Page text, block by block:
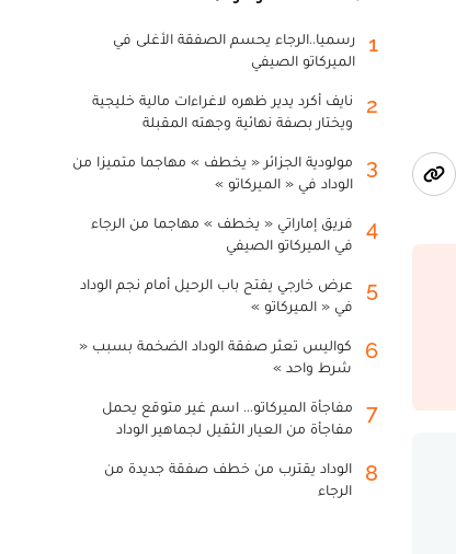
1
رسميا..الرجاء يحسم الصفقة الأغلى في
الميركاتو الصيفي
2
نايف أكرد يدير ظهره لاغراءات مالية خليجية
ويختار بصفة نهائية وجهته المقبلة
3
مولودية الجزائر « يخطف » مهاجما متميزا من
الوداد في « الميركاتو »
4
فريق إماراتي « يخطف » مهاجما من الرجاء
في الميركاتو الصيفي
5
عرض خارجي يفتح باب الرحيل أمام نجم الوداد
في « الميركاتو »
6
كواليس تعثر صفقة الوداد الضخمة بسبب «
شرط واحد »
7
مفاجأة الميركاتو... اسم غير متوقع يحمل
مفاجأة من العيار الثقيل لجماهير الوداد
8
الوداد يقترب من خطف صفقة جديدة من
الرجاء